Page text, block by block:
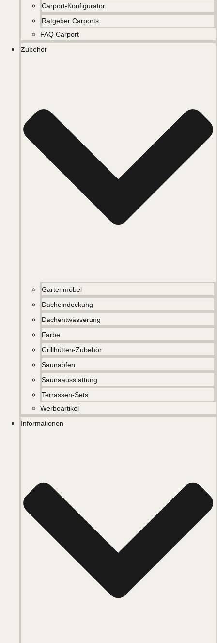
Carport-Konfigurator
Ratgeber Carports
FAQ Carport
Zubehör
Gartenmöbel
Dacheindeckung
Dachentwässerung
Farbe
Grillhütten-Zubehör
Saunaöfen
Saunaausstattung
Terrassen-Sets
Werbeartikel
Informationen